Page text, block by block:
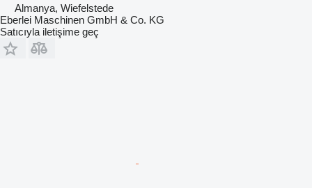
Almanya, Wiefelstede
Eberlei Maschinen GmbH & Co. KG
Satıcıyla iletişime geç